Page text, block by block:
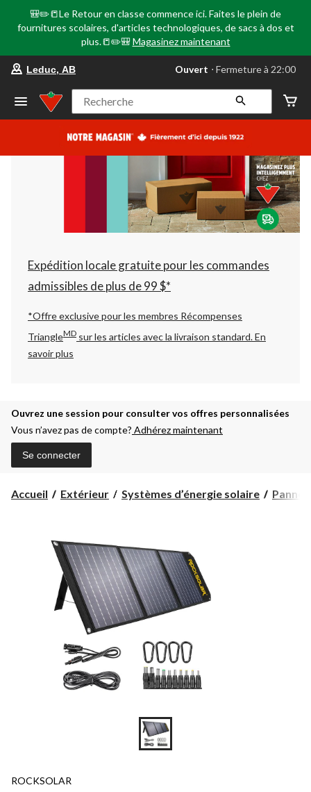
🎒✏️📒Le Retour en classe commence ici. Faites le plein de
fournitures scolaires, d'articles technologiques, de sacs à dos et
plus.📒✏️🎒 Magasinez maintenant
votre
préféré
Leduc,
AB,
courament
Fermeture
à
22:00
cliquer
pour
changer
Leduc, AB Ouvert ⋅ Fermeture à 22:00
Recherche
Expédition locale gratuite pour les commandes
admissibles de plus de 99 $*
*Offre exclusive pour les membres Récompenses
TriangleMD sur les articles avec la livraison standard.En
savoir plus
Ouvrez une session pour consulter vos offres personnalisées
Vous n’avez pas de compte? Adhérez maintenant
Se connecter
Accueil Extérieur Systèmes d’énergie solaire
ROCKSOLAR